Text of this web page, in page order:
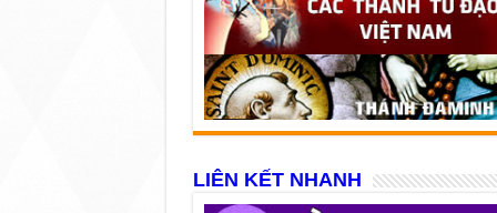
LIÊN KẾT NHANH